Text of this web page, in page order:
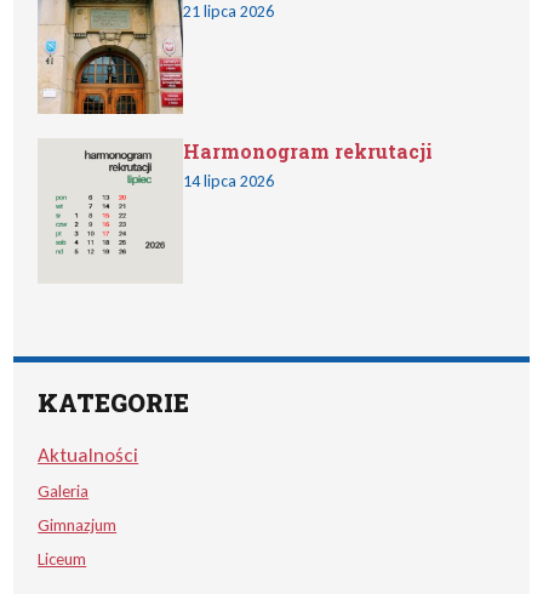
21 lipca 2026
Harmonogram rekrutacji
14 lipca 2026
KATEGORIE
Aktualności
Galeria
Gimnazjum
Liceum